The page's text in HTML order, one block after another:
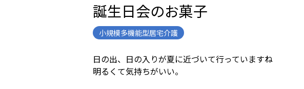
誕生日会のお菓子
小規模多機能型居宅介護
日の出、日の入りが夏に近づいて行っていますね
明るくて気持ちがいい。